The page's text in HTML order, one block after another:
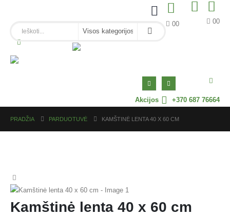
00 00
Akcijos +370 687 76664
PRADŽIA PARDUOTUVĖ KAMŠTINĖ LENTA 40 X 60 CM
Kamštinė lenta 40 x 60 cm